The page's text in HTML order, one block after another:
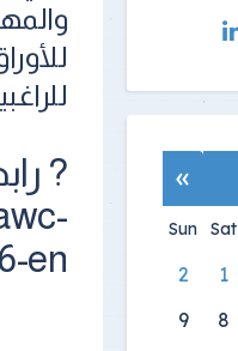
?
en
»
Sat
Sun
1
2
8
9